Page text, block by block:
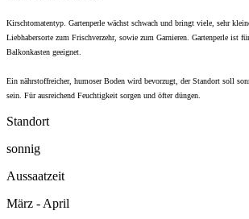
Kirschtomatentyp. Gartenperle wächst schwach und bringt viele, sehr
Liebhabersorte zum Frischverzehr, sowie zum Garnieren. Gartenperle ist
Balkonkasten geeignet.
Ein nährstoffreicher, humoser Boden wird bevorzugt, der Standort soll
sein. Für ausreichend Feuchtigkeit sorgen und öfter düngen.
Standort
sonnig
Aussaatzeit
März - April